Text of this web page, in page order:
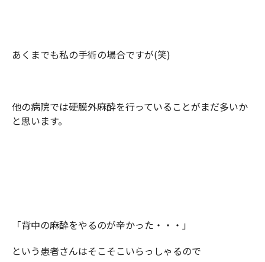
あくまでも私の手術の場合ですが(笑)
他の病院では硬膜外麻酔を行っていることがまだ多いか
と思います。
「背中の麻酔をやるのが辛かった・・・」
という患者さんはそこそこいらっしゃるので